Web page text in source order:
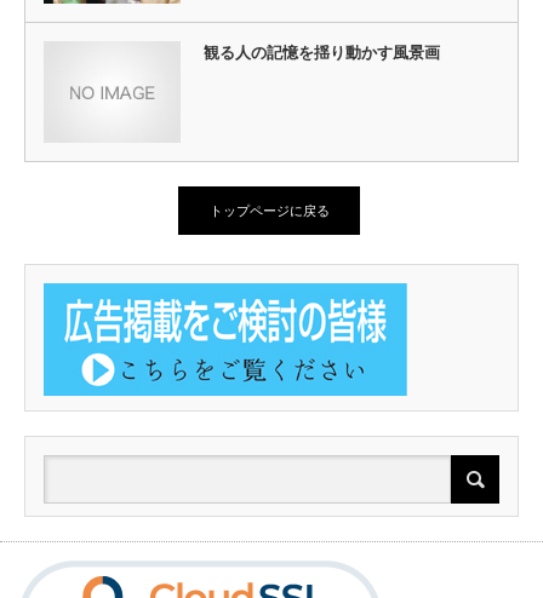
観る人の記憶を揺り動かす風景画
トップページに戻る